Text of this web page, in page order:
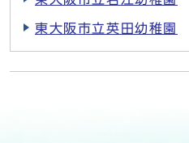
東大阪市立英田幼稚園